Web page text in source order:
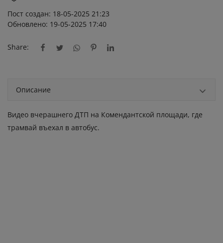
Пост создан: 18-05-2025 21:23
Обновлено: 19-05-2025 17:40
Share:
Описание
Видео вчерашнего ДТП на Комендантской площади, где
трамвай въехал в автобус.